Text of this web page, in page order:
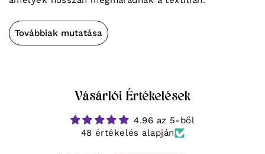
Továbbiak mutatása
Vásárlói Értékelések
4.96 az 5-ből
48 értékelés alapján